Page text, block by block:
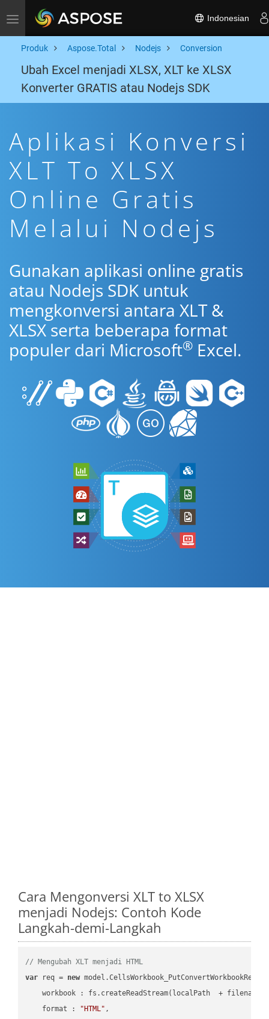
Toggle navigation Indonesian
Produk Aspose.Total Nodejs Conversion
Ubah Excel menjadi XLSX, XLT ke XLSX
Konverter GRATIS atau Nodejs SDK
Aplikasi Konversi
XLT To XLSX
Online Gratis
Melalui Nodejs
Gunakan aplikasi online gratis
atau Nodejs SDK untuk
mengkonversi antara XLT &
XLSX serta beberapa format
populer dari Microsoft® Excel.
Cara Mengonversi XLT to XLSX
menjadi Nodejs: Contoh Kode
Langkah-demi-Langkah
// Mengubah XLT menjadi HTML
var req = new
workbook : fs.createReadStream(localPath  + filename
format : "HTML" ,